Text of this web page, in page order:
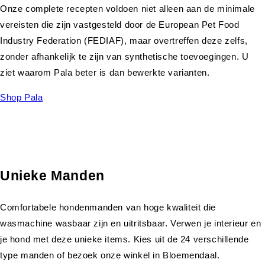
Onze complete recepten voldoen niet alleen aan de minimale
vereisten die zijn vastgesteld door de European Pet Food
Industry Federation (FEDIAF), maar overtreffen deze zelfs,
zonder afhankelijk te zijn van synthetische toevoegingen. U
ziet waarom Pala beter is dan bewerkte varianten.
Shop Pala
Unieke Manden
Comfortabele hondenmanden van hoge kwaliteit die
wasmachine wasbaar zijn en uitritsbaar. Verwen je interieur en
je hond met deze unieke items. Kies uit de 24 verschillende
type manden of bezoek onze winkel in Bloemendaal.